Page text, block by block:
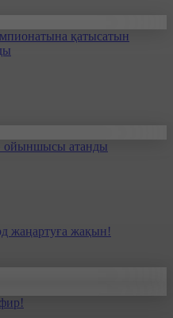
қатысатын
ойыншысы атанды
жаңартуға жақын!